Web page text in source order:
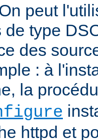
peut
de type
des
: à
la
httpd et